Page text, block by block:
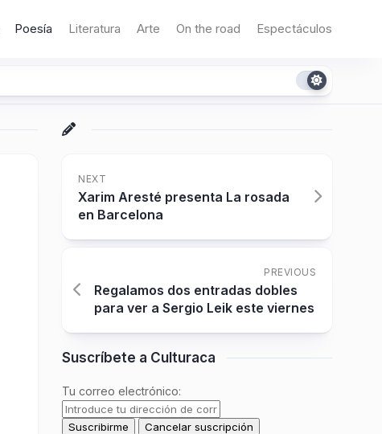
Poesía Literatura Arte On the road Espectáculos
NEXT
Xarim Aresté presenta La rosada
en Barcelona
PREVIOUS
Regalamos dos entradas dobles
para ver a Sergio Leik este viernes
Suscríbete a Culturaca
Tu correo electrónico: